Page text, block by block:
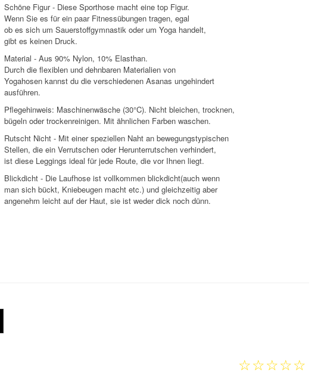
Schöne Figur - Diese Sporthose macht eine top Figur.
Wenn Sie es für ein paar Fitnessübungen tragen, egal
ob es sich um Sauerstoffgymnastik oder um Yoga handelt,
gibt es keinen Druck.
Material - Aus 90% Nylon, 10% Elasthan.
Durch die flexiblen und dehnbaren Materialien von
Yogahosen kannst du die verschiedenen Asanas ungehindert
ausführen.
Pflegehinweis: Maschinenwäsche (30°C). Nicht bleichen, trocknen,
bügeln oder trockenreinigen. Mit ähnlichen Farben waschen.
Rutscht Nicht - Mit einer speziellen Naht an bewegungstypischen
Stellen, die ein Verrutschen oder Herunterrutschen verhindert,
ist diese Leggings ideal für jede Route, die vor Ihnen liegt.
Blickdicht - Die Laufhose ist vollkommen blickdicht(auch wenn
man sich bückt, Kniebeugen macht etc.) und gleichzeitig aber
angenehm leicht auf der Haut, sie ist weder dick noch dünn.
☆☆☆☆☆
★★★★★